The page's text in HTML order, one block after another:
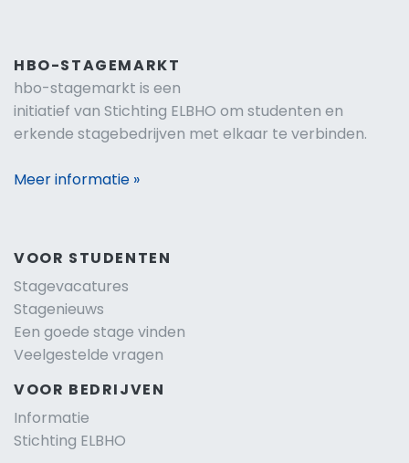
HBO-STAGEMARKT
hbo-stagemarkt is een
initiatief van Stichting ELBHO om studenten en
erkende stagebedrijven met elkaar te verbinden.
Meer informatie »
VOOR STUDENTEN
Stagevacatures
Stagenieuws
Een goede stage vinden
Veelgestelde vragen
VOOR BEDRIJVEN
Informatie
Stichting ELBHO